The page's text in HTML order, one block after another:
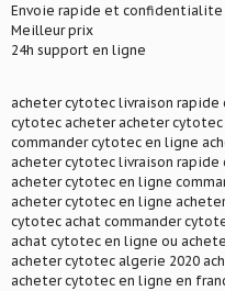
Envoie rapide et
Meilleur prix
24h support en ligne
acheter cytotec livraison rapide
cytotec acheter acheter cytotec
commander cytotec en ligne
acheter cytotec livraison rapide
acheter cytotec en ligne
acheter cytotec en ligne
cytotec achat commander
achat cytotec en ligne ou
acheter cytotec algerie 2020
acheter cytotec en ligne en